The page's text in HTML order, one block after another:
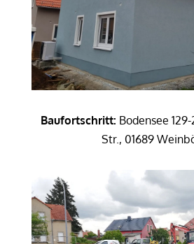
Baufortschritt: Bodensee
Str., 01689